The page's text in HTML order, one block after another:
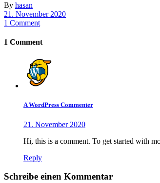
By hasan
21. November 2020
1 Comment
1 Comment
A WordPress Commenter
21. November 2020
Hi, this is a comment. To get started with
Reply
Schreibe einen Kommentar